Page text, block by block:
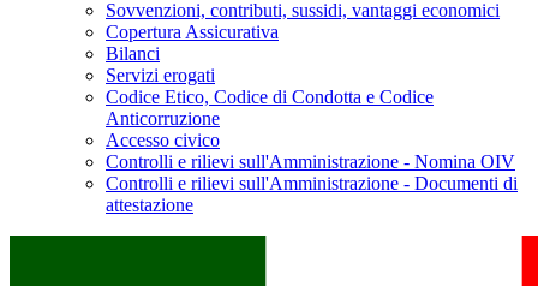
Sovvenzioni, contributi, sussidi, vantaggi economici
Copertura Assicurativa
Bilanci
Servizi erogati
Codice Etico, Codice di Condotta e Codice
Anticorruzione
Accesso civico
Controlli e rilievi sull'Amministrazione - Nomina OIV
Controlli e rilievi sull'Amministrazione - Documenti di
attestazione